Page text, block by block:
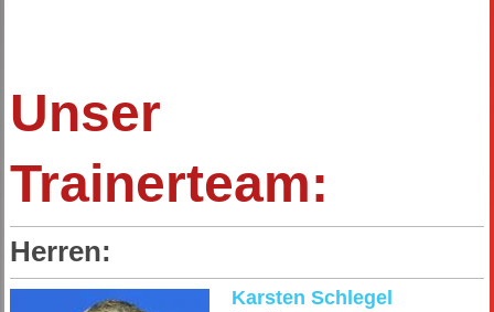
Unser
Trainerteam:
Herren:
Karsten Schlegel